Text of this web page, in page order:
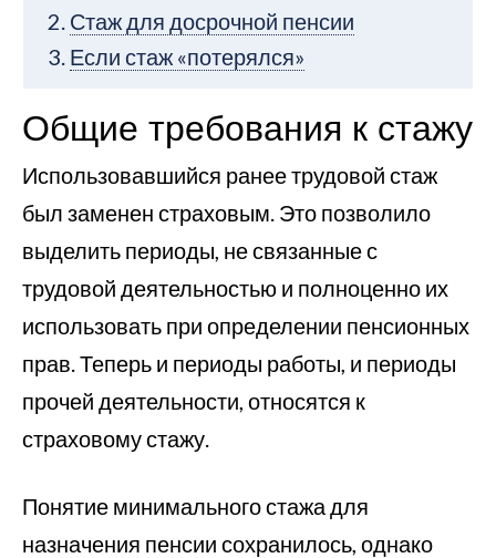
Стаж для досрочной пенсии
Если стаж «потерялся»
Общие требования к стажу
Использовавшийся ранее трудовой стаж
был заменен страховым. Это позволило
выделить периоды, не связанные с
трудовой деятельностью и полноценно их
использовать при определении пенсионных
прав. Теперь и периоды работы, и периоды
прочей деятельности, относятся к
страховому стажу.
Понятие минимального стажа для
назначения пенсии сохранилось, однако